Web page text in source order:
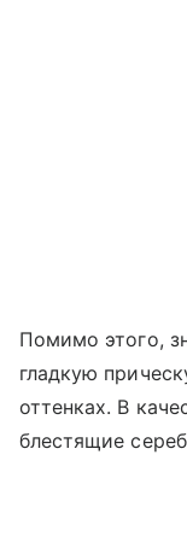
Помимо этого,
гладкую
оттенках. В
блестящие